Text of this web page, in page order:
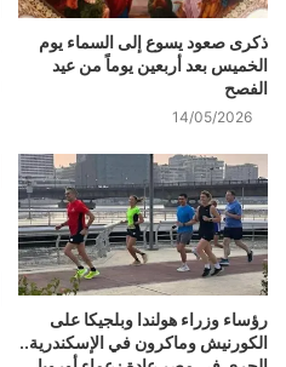
ذكرى صعود يسوع إلى السماء يوم
الخميس بعد أربعين يوماً من عيد
الفصح
14/05/2026
رؤساء وزراء هولندا وبلجيكا على
الكورنيش وماكرون في الإسكندرية..